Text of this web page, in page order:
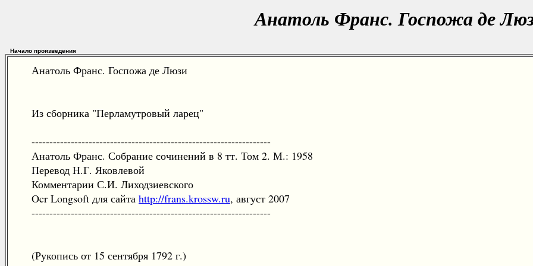
Анатоль Франс. Госпожа де
Начало произведения
Анатоль Франс. Госпожа де Люзи
Из сборника "Перламутровый ларец"
-------------------------------------------------------------------
Анатоль Франс. Собрание сочинений в 8 тт. Том 2. М.: 1958
Перевод Н.Г. Яковлевой
Комментарии С.И. Лиходзиевского
Ocr Longsoft для сайта http://frans.krossw.ru, август 2007
-------------------------------------------------------------------
(Рукопись от 15 сентября 1792 г.)